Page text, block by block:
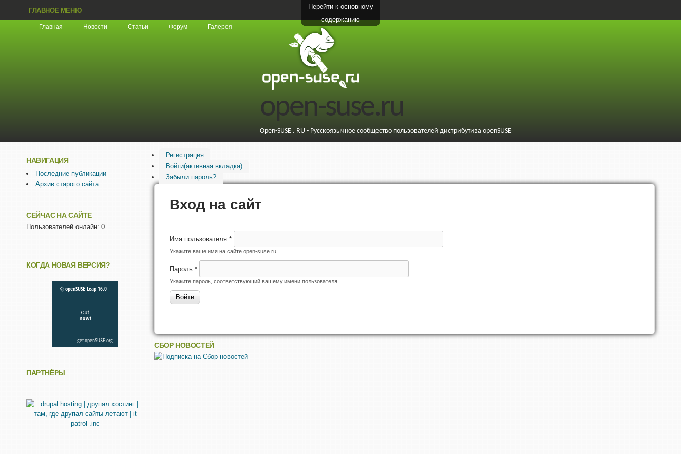
Перейти к основному
содержанию
ГЛАВНОЕ МЕНЮ
Главная Новости Статьи Форум Галерея
open-suse.ru
Open-SUSE . RU - Русскоязычное сообщество пользователей дистрибутива openSUSE
Регистрация
Войти(активная вкладка)
Забыли пароль?
Вход на сайт
Имя пользователя *
Укажите ваше имя на сайте open-suse.ru.
Пароль *
Укажите пароль, соответствующий вашему имени пользователя.
СБОР НОВОСТЕЙ
НАВИГАЦИЯ
Последние публикации
Архив старого сайта
СЕЙЧАС НА САЙТЕ
Пользователей онлайн: 0.
КОГДА НОВАЯ ВЕРСИЯ?
ПАРТНЁРЫ